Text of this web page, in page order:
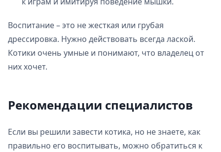
Воспитание – это не жесткая или грубая
дрессировка. Нужно действовать всегда лаской.
Котики очень умные и понимают, что владелец от
них хочет.
Рекомендации специалистов
Если вы решили завести котика, но не знаете, как
правильно его воспитывать, можно обратиться к